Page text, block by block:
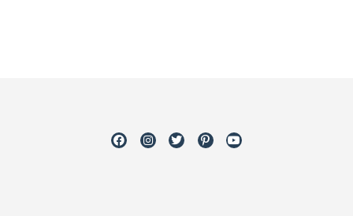
FacebookInstagram
TwitterPinterestYoutube